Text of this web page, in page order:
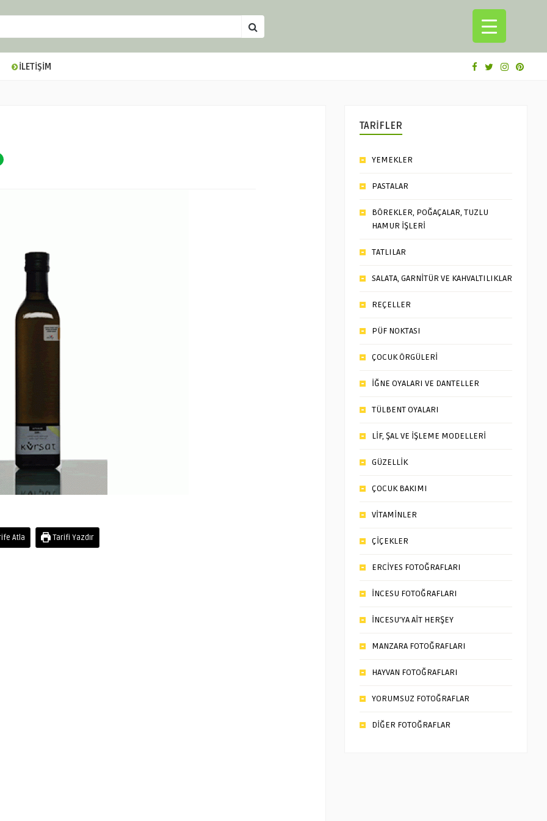
İLETİŞİM
Atla Tarifi Yazdır
TARİFLER
YEMEKLER
PASTALAR
BÖREKLER, POĞAÇALAR, TUZLU
HAMUR İŞLERİ
TATLILAR
SALATA, GARNİTÜR VE KAHVALTILIKLAR
REÇELLER
PÜF NOKTASI
ÇOCUK ÖRGÜLERİ
İĞNE OYALARI VE DANTELLER
TÜLBENT OYALARI
LİF, ŞAL VE İŞLEME MODELLERİ
GÜZELLİK
ÇOCUK BAKIMI
VİTAMİNLER
ÇİÇEKLER
ERCİYES FOTOĞRAFLARI
İNCESU FOTOĞRAFLARI
İNCESU’YA AİT HERŞEY
MANZARA FOTOĞRAFLARI
HAYVAN FOTOĞRAFLARI
YORUMSUZ FOTOĞRAFLAR
DİĞER FOTOĞRAFLAR